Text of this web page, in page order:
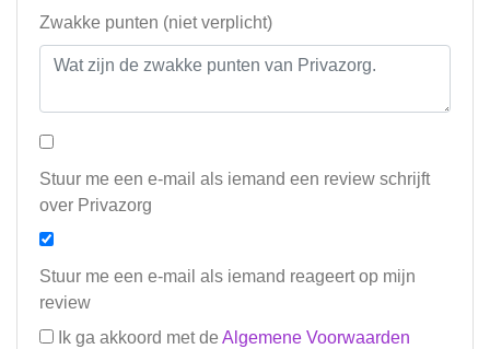
Zwakke punten (niet verplicht)
Stuur me een e-mail als iemand een review schrijft
over Privazorg
Stuur me een e-mail als iemand reageert op mijn
review
Ik ga akkoord met de Algemene Voorwaarden